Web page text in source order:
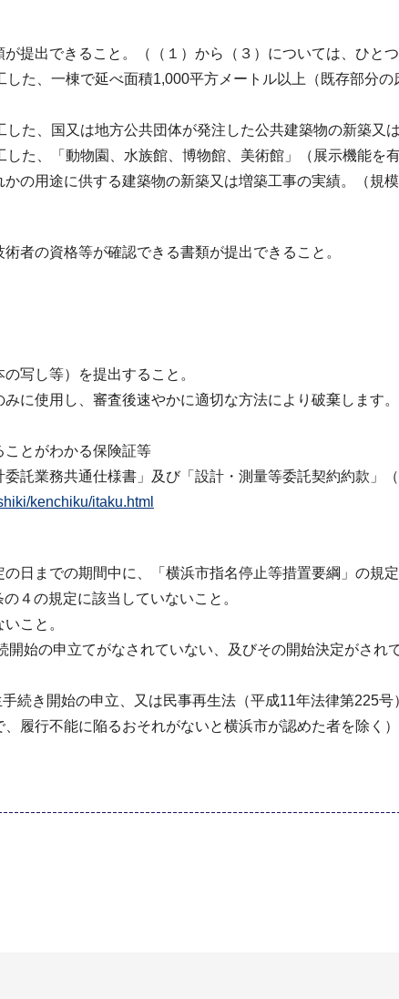
提出できること。（（１）から（３）については、ひと
した、一棟で延べ面積1,000平方メートル以上（既存部分
た、国又は地方公共団体が発注した公共建築物の新築又
した、「動物園、水族館、博物館、美術館」（展示機能を
の用途に供する建築物の新築又は増築工事の実績。（規模
者の資格等が確認できる書類が提出できること。
写し等）を提出すること。
に使用し、審査後速やかに適切な方法により破棄します。
ことがわかる保険証等
託業務共通仕様書」及び「設計・測量等委託契約約款」
kenchiku/itaku.html
日までの期間中に、「横浜市指名停止等措置要綱」の規
４の規定に該当していないこと。
こと。
始の申立てがなされていない、及びその開始決定がされ
続き開始の申立、又は民事再生法（平成11年法律第225
履行不能に陥るおそれがないと横浜市が認めた者を除く）